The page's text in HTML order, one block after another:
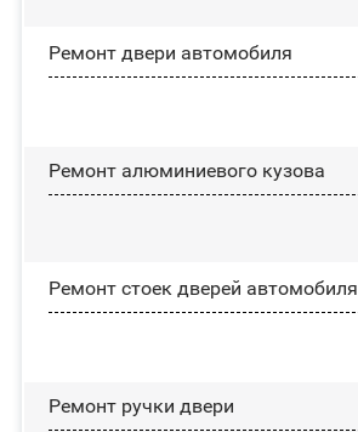
Ремонт двери автомобиля
Ремонт алюминиевого кузова
Ремонт стоек дверей автомобиля
Ремонт ручки двери